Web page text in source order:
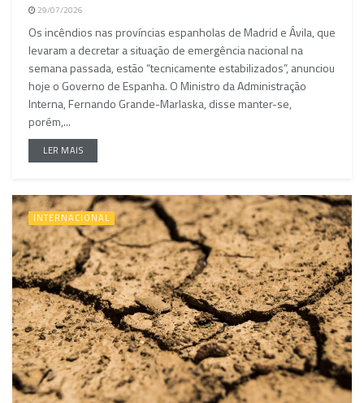
29/07/2026
Os incêndios nas províncias espanholas de Madrid e Ávila, que
levaram a decretar a situação de emergência nacional na
semana passada, estão “tecnicamente estabilizados”, anunciou
hoje o Governo de Espanha. O Ministro da Administração
Interna, Fernando Grande-Marlaska, disse manter-se,
porém,...
LER MAIS
INTERNACIONAL